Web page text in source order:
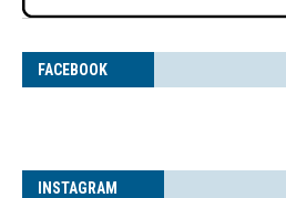
FACE­BOOK
INS­TA­GRAM